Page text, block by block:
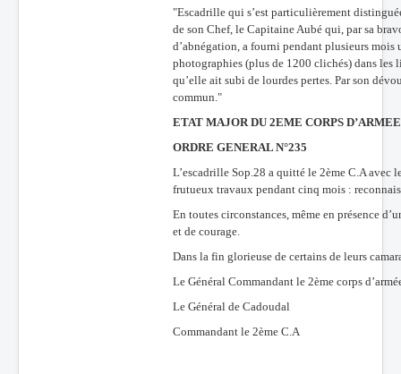
"Escadrille qui s’est particulièrement
de son Chef, le Capitaine Aubé qui, par sa
d’abnégation, a fourni pendant plusieurs mois
photographies (plus de 1200 clichés) dans les
qu’elle ait subi de lourdes pertes. Par son
commun."
ETAT MAJOR DU 2EME CORPS D’ARMEE
ORDRE GENERAL N°235
L’escadrille Sop.28 a quitté le 2ème C.A
frutueux travaux pendant cinq mois :
En toutes circonstances, même en présence
et de courage.
Dans la fin glorieuse de certains de leurs
Le Général Commandant le 2ème corps
Le Général de Cadoudal
Commandant le 2ème C.A